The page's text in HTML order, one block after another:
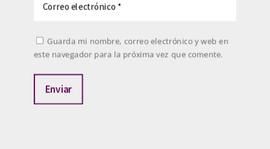
Guarda mi nombre, correo electrónico y web en
este navegador para la próxima vez que comente.
Enviar